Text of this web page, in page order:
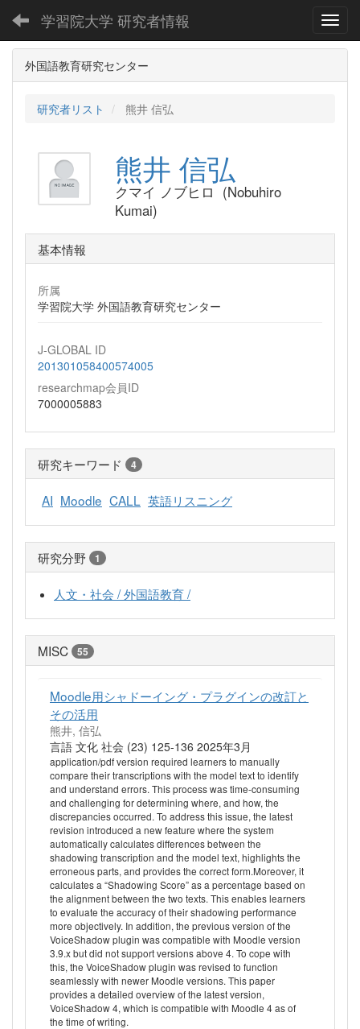
学習院大学 研究者情報
外国語教育研究センター
研究者リスト 熊井 信弘
熊井 信弘
クマイ ノブヒロ (Nobuhiro
Kumai)
基本情報
所属
学習院大学 外国語教育研究センター
J-GLOBAL ID
201301058400574005
researchmap会員ID
7000005883
研究キーワード 4
AI Moodle CALL 英語リスニング
研究分野 1
人文・社会 / 外国語教育 /
MISC 55
Moodle用シャドーイング・プラグインの改訂と
その活用
熊井, 信弘
言語 文化 社会 (23) 125-136 2025年3月
application/pdf version required learners to manually
compare their transcriptions with the model text to identify
and understand errors. This process was time-consuming
and challenging for determining where, and how, the
discrepancies occurred. To address this issue, the latest
revision introduced a new feature where the system
automatically calculates differences between the
shadowing transcription and the model text, highlights the
erroneous parts, and provides the correct form.Moreover, it
calculates a “Shadowing Score” as a percentage based on
the alignment between the two texts. This enables learners
to evaluate the accuracy of their shadowing performance
more objectively. In addition, the previous version of the
VoiceShadow plugin was compatible with Moodle version
3.9.x but did not support versions above 4. To cope with
this, the VoiceShadow plugin was revised to function
seamlessly with newer Moodle versions. This paper
provides a detailed overview of the latest version,
VoiceShadow 4, which is compatible with Moodle 4 as of
the time of writing.